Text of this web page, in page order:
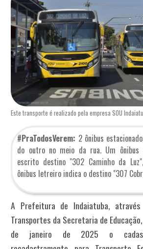
Este transporte é realizado pela empresa SOU
#PraTodosVerem: 2 ônibus
do outro no meio da rua. Um
escrito destino "302 Caminho da
ônibus letreiro indica o destino "307
A Prefeitura de Indaiatuba,
Transportes da Secretaria de
de janeiro de 2025 o